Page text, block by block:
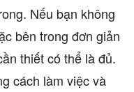
Nếu bạn không
bên trong đơn giản
thiết có thể là đủ.
cách làm việc và